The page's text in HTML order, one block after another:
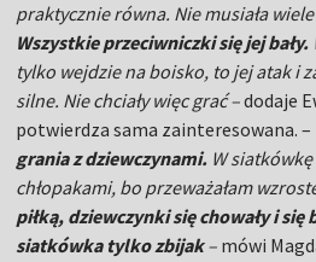
praktycznie równa. Nie musiała
Wszystkie przeciwniczki się jej bały.
tylko wejdzie na boisko, to jej atak i
silne. Nie chciały więc grać –dodaje
potwierdza sama zainteresowana. –
grania z dziewczynami. W
chłopakami, bo przeważałam
piłką, dziewczynki się chowały i się
siatkówka tylko zbijak– mówi